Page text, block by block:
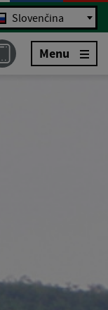
Slovenčina
Menu